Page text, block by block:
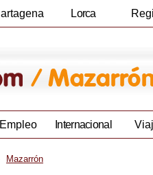
Lorca
Empleo Internacional
Mazarrón